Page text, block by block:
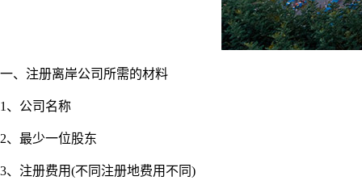
一、注册离岸公司所需的材料
1、公司名称
2、最少一位股东
3、注册费用(不同注册地费用不同)